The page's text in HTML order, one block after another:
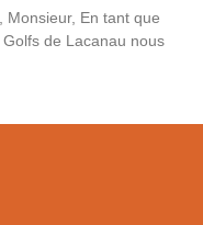
Monsieur, En tant que
Golfs de Lacanau nous